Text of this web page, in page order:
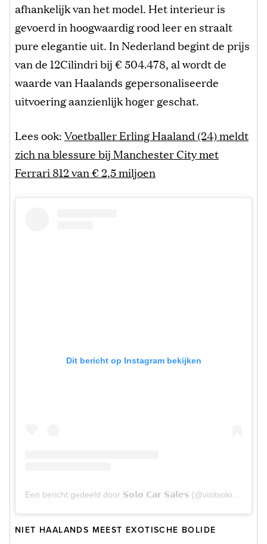
afhankelijk van het model. Het interieur is
gevoerd in hoogwaardig rood leer en straalt
pure elegantie uit. In Nederland begint de prijs
van de 12Cilindri bij € 504.478, al wordt de
waarde van Haalands gepersonaliseerde
uitvoering aanzienlijk hoger geschat.
Lees ook:Voetballer Erling Haaland (24) meldt
zich na blessure bij Manchester City met
Ferrari 812 van € 2,5 miljoen
Dit bericht op Instagram bekijken
Een bericht gedeeld door 𝗦𝗼𝗹𝗼 𝗖𝗮𝗿 𝗦𝗮𝗹𝗲𝘀 (@visitsolocars)
NIET HAALANDS MEEST EXOTISCHE BOLIDE